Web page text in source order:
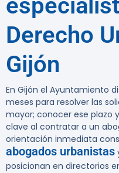
Derecho
Gijón
En Gijón el Ayuntamiento
meses para resolver las
mayor; conocer ese plazo
clave al contratar a un
orientación inmediata
abogados urbanistas
posicionan en directorios